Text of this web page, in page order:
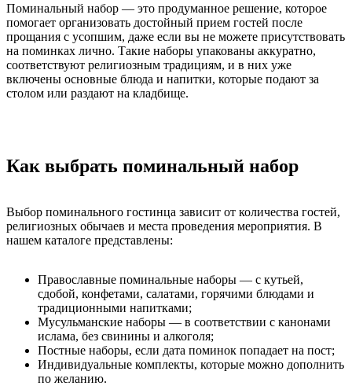
Поминальный набор — это продуманное решение, которое
помогает организовать достойный прием гостей после
прощания с усопшим, даже если вы не можете присутствовать
на поминках лично. Такие наборы упакованы аккуратно,
соответствуют религиозным традициям, и в них уже
включены основные блюда и напитки, которые подают за
столом или раздают на кладбище.
Как выбрать поминальный набор
Выбор поминального гостинца зависит от количества гостей,
религиозных обычаев и места проведения мероприятия. В
нашем каталоге представлены:
Православные поминальные наборы — с кутьей,
сдобой, конфетами, салатами, горячими блюдами и
традиционными напитками;
Мусульманские наборы — в соответствии с канонами
ислама, без свинины и алкоголя;
Постные наборы, если дата поминок попадает на пост;
Индивидуальные комплекты, которые можно дополнить
по желанию.